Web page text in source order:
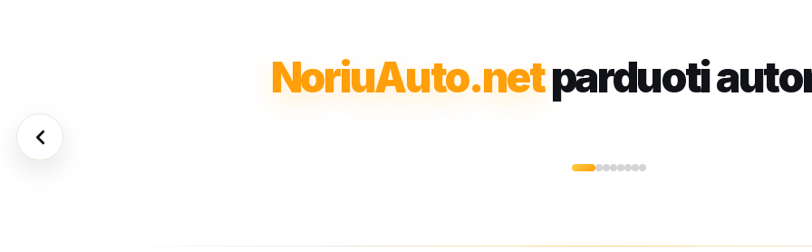
NoriuAuto.netparduoti